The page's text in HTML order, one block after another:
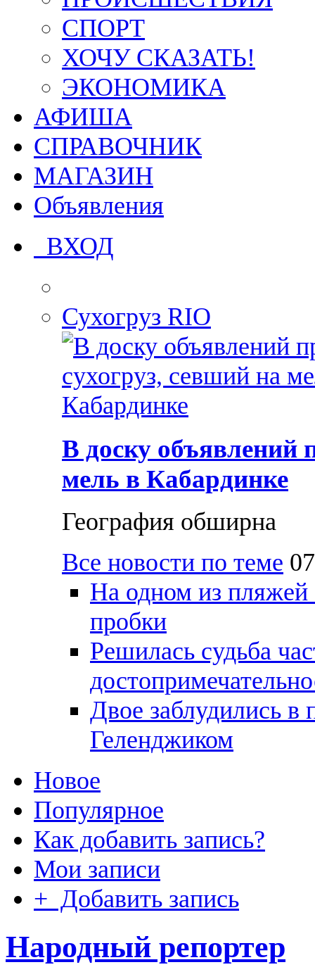
СПОРТ
ХОЧУ СКАЗАТЬ!
ЭКОНОМИКА
АФИША
СПРАВОЧНИК
МАГАЗИН
Объявления
ВХОД
Сухогруз RIO
В доску объявлений
мель в Кабардинке
География обширна
Все новости по теме
На одном из
пробки
Решилась судьба
Двое заблудились в
Геленджиком
Новое
Популярное
Как добавить запись?
Мои записи
+ Добавить запись
Народный репортер